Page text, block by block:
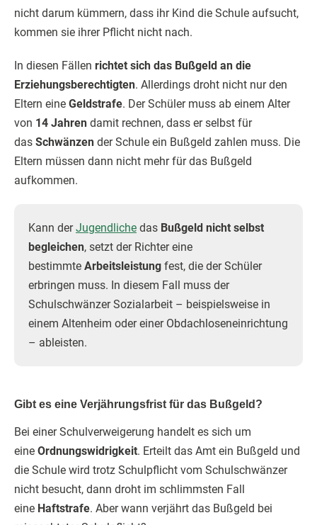
nicht darum kümmern, dass ihr Kind die Schule aufsucht,
kommen sie ihrer Pflicht nicht nach.
In diesen Fällen richtet sich das Bußgeld an die
Erziehungsberechtigten. Allerdings droht nicht nur den
Eltern eine Geldstrafe. Der Schüler muss ab einem Alter
von 14 Jahren damit rechnen, dass er selbst für
das Schwänzen der Schule ein Bußgeld zahlen muss. Die
Eltern müssen dann nicht mehr für das Bußgeld
aufkommen.
Kann derJugendliche das Bußgeld nicht selbst
begleichen, setzt der Richter eine
bestimmte Arbeitsleistung fest, die der Schüler
erbringen muss. In diesem Fall muss der
Schulschwänzer Sozialarbeit – beispielsweise in
einem Altenheim oder einer Obdachloseneinrichtung
– ableisten.
Gibt es eine Verjährungsfrist für das Bußgeld?
Bei einer Schulverweigerung handelt es sich um
eine Ordnungswidrigkeit. Erteilt das Amt ein Bußgeld und
die Schule wird trotz Schulpflicht vom Schulschwänzer
nicht besucht, dann droht im schlimmsten Fall
eine Haftstrafe. Aber wann verjährt das Bußgeld bei